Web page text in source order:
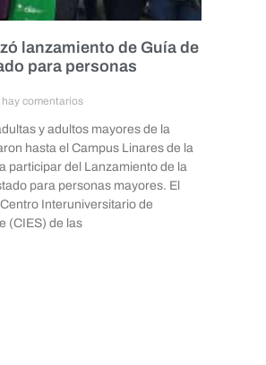
lanzamiento de Guía de
para personas
hay comentarios
y adultos mayores de la
hasta el Campus Linares de la
participar del Lanzamiento de la
para personas mayores. El
Interuniversitario de
(CIES) de las